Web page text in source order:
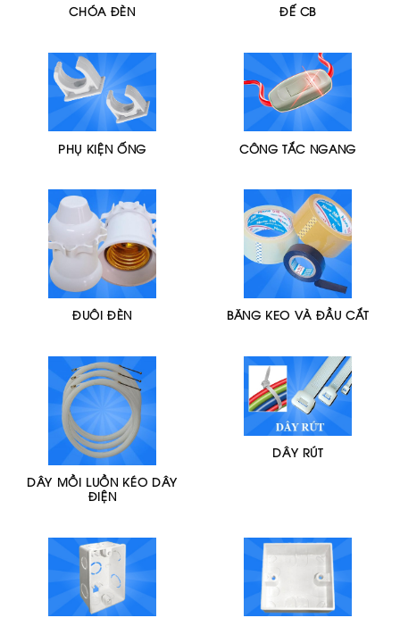
CHÓA ĐÈN ĐẾ CB
PHỤ KIỆN ỐNG CÔNG TẮC NGANG
ĐUÔI ĐÈN BĂNG KEO VÀ ĐẦU CẮT
DÂY MỒI LUỒN KÉO DÂY
ĐIỆN
DÂY RÚT